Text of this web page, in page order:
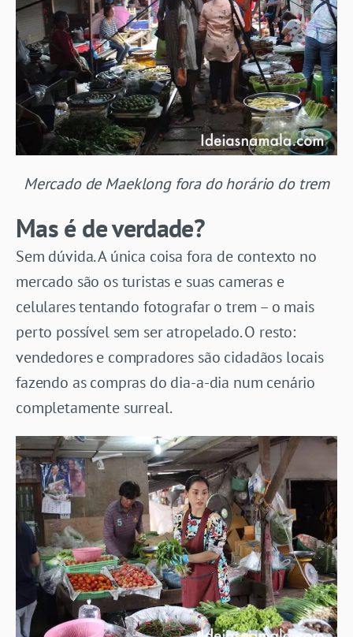
Mercado de Maeklong fora do horário do trem
Mas é de verdade?
Sem dúvida. A única coisa fora de contexto no
mercado são os turistas e suas cameras e
celulares tentando fotografar o trem – o mais
perto possível sem ser atropelado. O resto:
vendedores e compradores são cidadãos locais
fazendo as compras do dia-a-dia num cenário
completamente surreal.